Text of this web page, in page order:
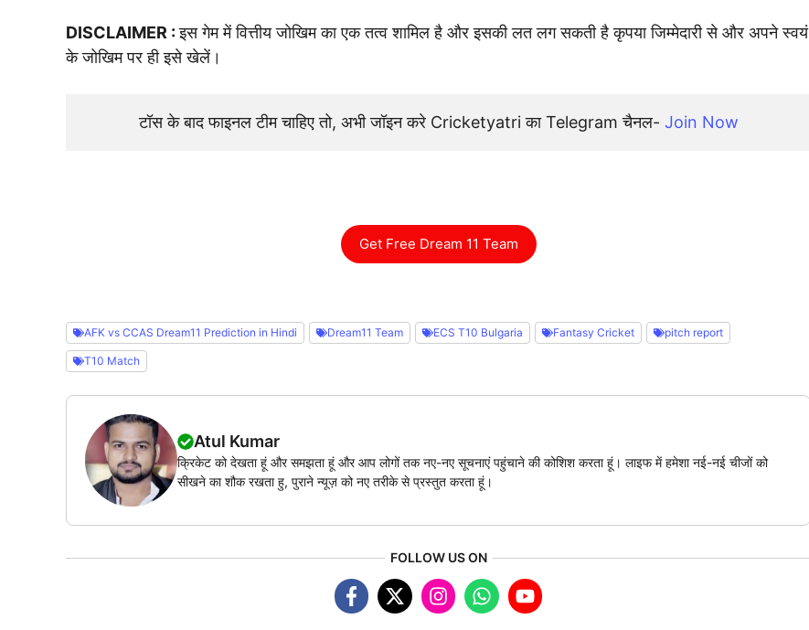
DISCLAIMER :इस गेम में वित्तीय जोखिम का एक तत्व शामिल है और इसकी लत लग सकती है कृपया जिम्मेदारी से और अपने स्वयं
के जोखिम पर ही इसे खेलें।
टॉस के बाद फाइनल टीम चाहिए तो, अभी जॉइन करे Cricketyatri का Telegram चैनल- Join Now
Get Free Dream 11 Team
AFK vs CCAS Dream11 Prediction in Hindi Dream11 Team ECS T10 Bulgaria Fantasy Cricket pitch report
T10 Match
Atul Kumar
क्रिकेट को देखता हूं और समझता हूं और आप लोगों तक नए-नए सूचनाएं पहुंचाने की कोशिश करता हूं। लाइफ में हमेशा नई-नई चीजों को
सीखने का शौक रखता हु, पुराने न्यूज़ को नए तरीके से प्रस्तुत करता हूं।
FOLLOW US ON